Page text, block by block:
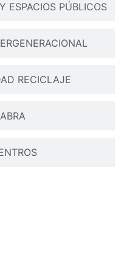
ESPACIOS PÚBLICOS
RECICLAJE